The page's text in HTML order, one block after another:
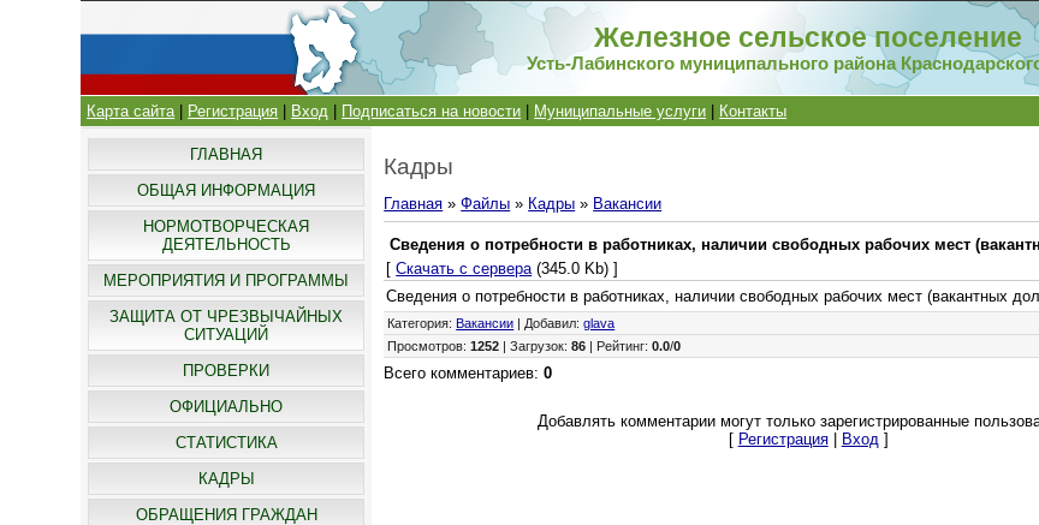
Железное сельское поселение
Усть-Лабинского муниципального района
Карта сайта| Регистрация Вход Подписаться на новости Муниципальные услуги Контакты
ГЛАВНАЯ
ОБЩАЯ ИНФОРМАЦИЯ
НОРМОТВОРЧЕСКАЯ
ДЕЯТЕЛЬНОСТЬ
МЕРОПРИЯТИЯ И ПРОГРАММЫ
ЗАЩИТА ОТ ЧРЕЗВЫЧАЙНЫХ
СИТУАЦИЙ
ПРОВЕРКИ
ОФИЦИАЛЬНО
СТАТИСТИКА
КАДРЫ
ОБРАЩЕНИЯ ГРАЖДАН
Кадры
Главная »Файлы » Кадры » Вакансии
Сведения о потребности в работниках, наличии свободных рабочих мест
[Скачать с сервера(345.0 Kb) ]
Сведения о потребности в работниках, наличии свободных рабочих мест (вакантных
Категория: Вакансии Добавил:glava
Просмотров:1252 |Загрузок:86 Рейтинг:0.0/0
Всего комментариев:0
Добавлять комментарии могут только зарегистрированные
[ Регистрация| Вход]